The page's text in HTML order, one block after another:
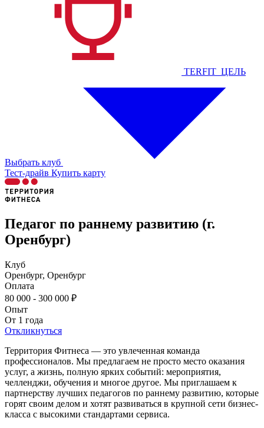
TERFIT_ЦЕЛЬ
Выбрать клуб
Тест-драйв Купить карту
Педагог по раннему развитию (г.
Оренбург)
Клуб
Оренбург, Оренбург
Оплата
80 000 - 300 000 ₽
Опыт
От 1 года
Откликнуться
Территория Фитнеса — это увлеченная команда
профессионалов. Мы предлагаем не просто место оказания
услуг, а жизнь, полную ярких событий: мероприятия,
челленджи, обучения и многое другое. Мы приглашаем к
партнерству лучших педагогов по раннему развитию, которые
горят своим делом и хотят развиваться в крупной сети бизнес-
класса с высокими стандартами сервиса.